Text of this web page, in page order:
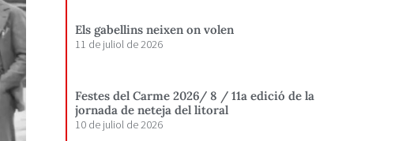
Els gabellins neixen on volen
11 de juliol de 2026
Festes del Carme 2026/ 8 / 11a edició de la
jornada de neteja del litoral
10 de juliol de 2026